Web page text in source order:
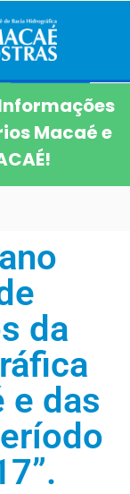
Macaé e
da
e das